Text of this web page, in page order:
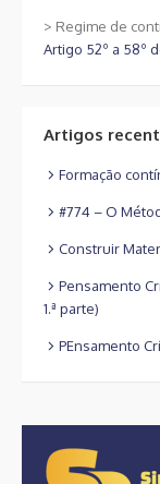
> Regime de
Artigo 52º a 58º
Artigos
Formação
#774 – O
Construir
Pensamento
1.ª parte)
PEnsamento